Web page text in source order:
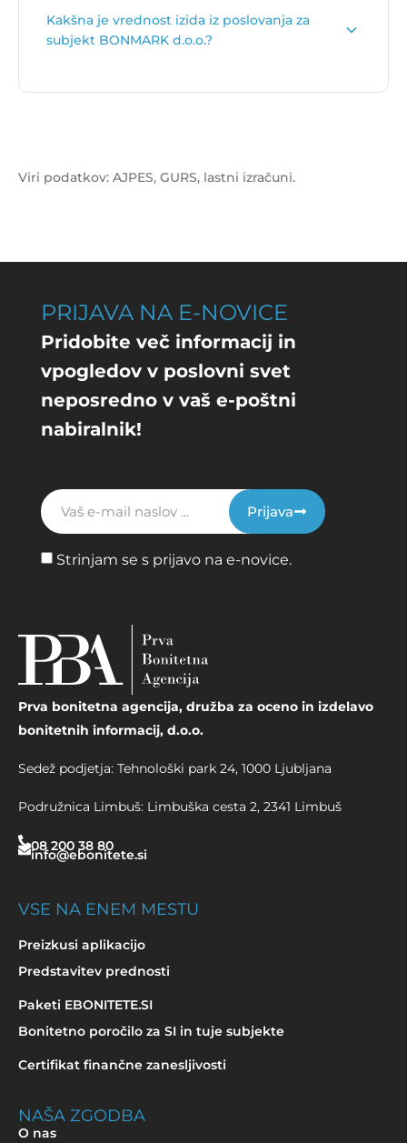
BONMARK d.o.o. je407.021 €.
Kakšna je vrednost izida iz poslovanja za
subjekt BONMARK d.o.o.?
d.o.o. je3.563 €.
Viri podatkov: AJPES, GURS, lastni izračuni.
PRIJAVA NA E-NOVICE
Pridobite več informacij in
vpogledov v poslovni svet
neposredno v vaš e-poštni
nabiralnik!
Strinjam se s prijavo na e-novice.
Prijava
Prva bonitetna agencija, družba za oceno in izdelavo
bonitetnih informacij, d.o.o.
Sedež podjetja: Tehnološki park 24, 1000 Ljubljana
Podružnica Limbuš: Limbuška cesta 2, 2341 Limbuš
08 200 38 80
info@ebonitete.si
VSE NA ENEM MESTU
Preizkusi aplikacijo
Predstavitev prednosti
Paketi EBONITETE.SI
Bonitetno poročilo za SI in tuje subjekte
Certifikat finančne zanesljivosti
NAŠA ZGODBA
O nas